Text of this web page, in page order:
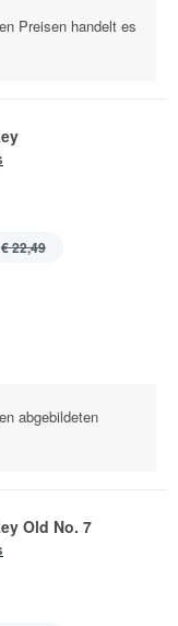
Preisen handelt es
€ 22,49
abgebildeten
Old No. 7